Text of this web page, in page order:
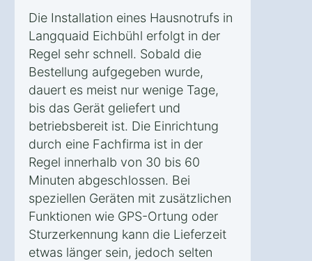
Die Installation eines Hausnotrufs in
Langquaid Eichbühl erfolgt in der
Regel sehr schnell. Sobald die
Bestellung aufgegeben wurde,
dauert es meist nur wenige Tage,
bis das Gerät geliefert und
betriebsbereit ist. Die Einrichtung
durch eine Fachfirma ist in der
Regel innerhalb von 30 bis 60
Minuten abgeschlossen. Bei
speziellen Geräten mit zusätzlichen
Funktionen wie GPS-Ortung oder
Sturzerkennung kann die Lieferzeit
etwas länger sein, jedoch selten